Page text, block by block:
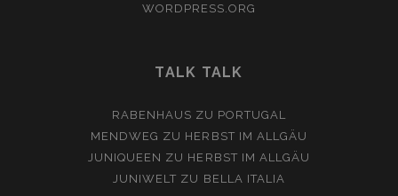
WORDPRESS.ORG
TALK TALK
RABENHAUS ZU PORTUGAL
MENDWEG ZU HERBST IM ALLGÄU
JUNIQUEEN ZU HERBST IM ALLGÄU
JUNIWELT ZU BELLA ITALIA